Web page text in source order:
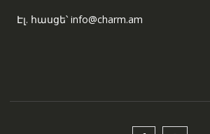
Էլ. հասցե՝ info@charm.am